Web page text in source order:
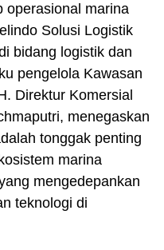
operasional marina
Solusi Logistik
bidang logistik dan
pengelola Kawasan
Direktur Komersial
menegaskan
tonggak penting
marina
mengedepankan
teknologi di